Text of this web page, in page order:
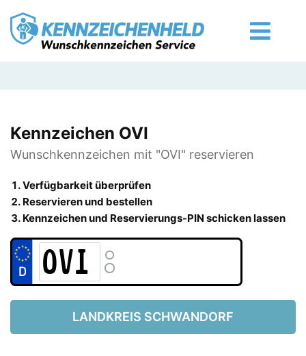
Kennzeichen OVI
Wunschkennzeichen mit "OVI" reservieren
Verfügbarkeit überprüfen
Reservieren und bestellen
Kennzeichen und Reservierungs-PIN schicken lassen
LANDKREIS SCHWANDORF